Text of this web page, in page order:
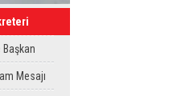
Mesajı